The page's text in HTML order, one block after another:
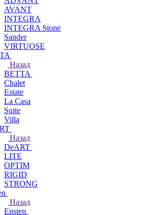
AVANT
INTEGRA
INTEGRA Stone
Sander
VIRTUOSE
Назад
BETTA
Chalet
Estate
La Casa
Suite
Villa
Назад
DeART
LITE
OPTIM
RIGID
STRONG
Назад
Ensten